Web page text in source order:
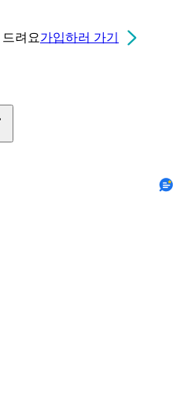
드려요가입하러 가기